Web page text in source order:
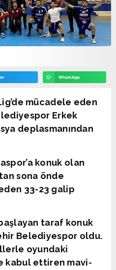
WhatsApp
mücadele eden
Erkek
deplasmanından
konuk olan
sona önde
33-23 galip
taraf konuk
Belediyespor oldu.
oyundaki
kabul ettiren mavi-